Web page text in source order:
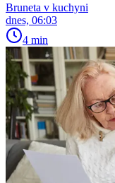
Bruneta v kuchyni
dnes, 06:03
4 min